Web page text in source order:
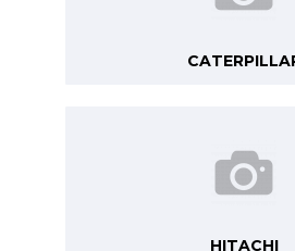
HITACHI